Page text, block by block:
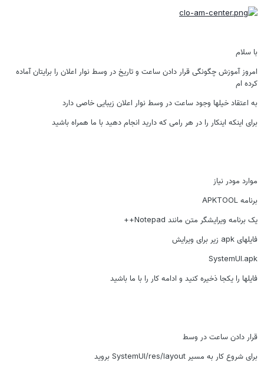
با سلام
امروز آموزش چگونگی قرار دادن ساعت و تاریخ در وسط نوار اعلان را برایتان آماده
کرده ام
به اعتقاد خیلها وجود ساعت در وسط نوار اعلان زیبایی خاصی دارد
برای اینکه اینکار را در هر رامی که دارید انجام دهید با ما همراه باشید
موارد مودر نیاز
برنامه APKTOOL
یک برنامه ویرایشگر متن مانند Notepad++
فایلهای apk زیر برای ویرایش
SystemUI.apk
فایلها را یکجا ذخیره کنید و ادامه کار را با ما باشید
قرار دادن ساعت در وسط
برای شروع کار به مسیر SystemUI/res/layout بروید